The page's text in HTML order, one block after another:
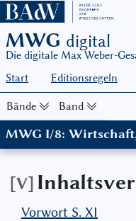
MWG digital
Die digitale Max Weber-
Start
Editionsregeln
Bände Band
MWG I/8:
[V]
Vorwort S. XI